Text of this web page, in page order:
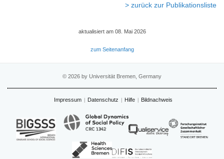
> zurück zur Publikationsliste
aktualisiert am 08. Mai 2026
zum Seitenanfang
© 2026 by Universität Bremen, Germany
Impressum Datenschutz Hilfe Bildnachweis